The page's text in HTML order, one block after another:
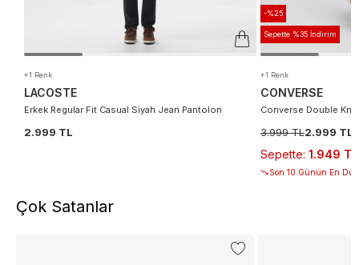
+1 Renk
LACOSTE
Erkek Regular Fit Casual Siyah Jean Pantolon
2.999 TL
-%25
Sepette %35 İndirim
+1 Renk
CONVERSE
Converse Double
3.999 TL2.999 TL
Sepette: 1.949 TL
Son 10 Günün En
Çok Satanlar